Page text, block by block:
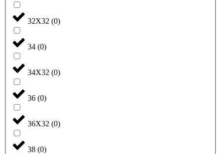
32X32 (0)
34 (0)
34X32 (0)
36 (0)
36X32 (0)
38 (0)